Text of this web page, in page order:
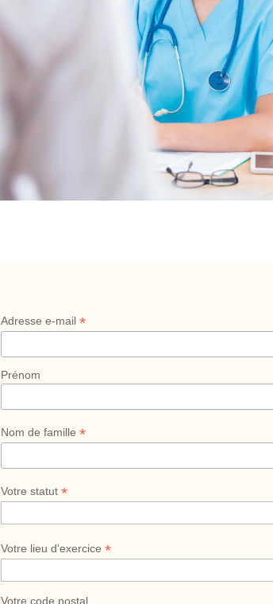
Adresse e-mail *
Prénom
Nom de famille *
Votre statut *
Votre lieu d'exercice *
Votre code postal